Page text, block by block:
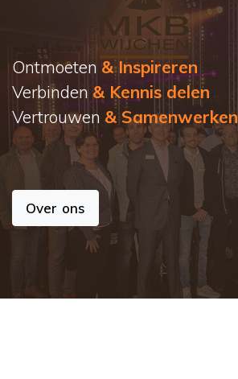
Ontmoeten & Inspireren
Verbinden & Kennis delen
Vertrouwen & Samenwerken
Over ons